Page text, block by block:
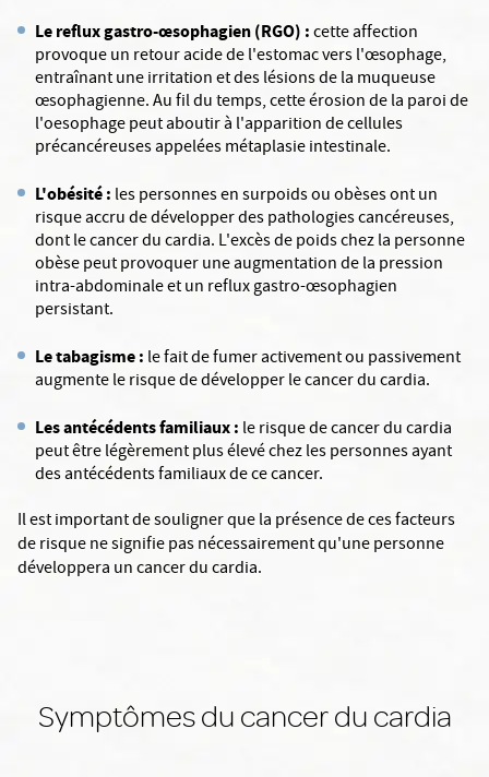
Le reflux gastro-œsophagien (RGO) :cette affection
provoque un retour acide de l'estomac vers l'œsophage,
entraînant une irritation et des lésions de la muqueuse
œsophagienne. Au fil du temps, cette érosion de la paroi de
l'oesophage peut aboutir à l'apparition de cellules
précancéreuses appelées métaplasie intestinale.
L'obésité : les personnes en surpoids ou obèses ont un
risque accru de développer des pathologies cancéreuses,
dont le cancer du cardia. L'excès de poids chez la personne
obèse peut provoquer une augmentation de la pression
intra-abdominale et un reflux gastro-œsophagien
persistant.
Le tabagisme : le fait de fumer activement ou passivement
augmente le risque de développer le cancer du cardia.
Les antécédents familiaux : le risque de cancer du cardia
peut être légèrement plus élevé chez les personnes ayant
des antécédents familiaux de ce cancer.
Il est important de souligner que la présence de ces facteurs
de risque ne signifie pas nécessairement qu'une personne
développera un cancer du cardia.
Symptômes du cancer du cardia